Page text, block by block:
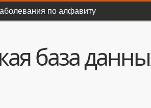
Перейти к основному
содержанию
по алфавиту
база